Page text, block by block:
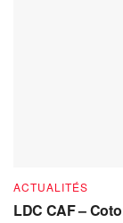
ACTUALITÉS
LDC CAF –